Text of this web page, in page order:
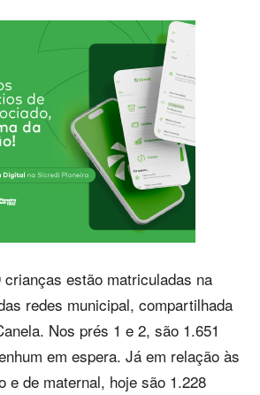
crianças estão matriculadas na
redes municipal, compartilhada
Nos prés 1 e 2, são 1.651
em espera. Já em relação às
e de maternal, hoje são 1.228